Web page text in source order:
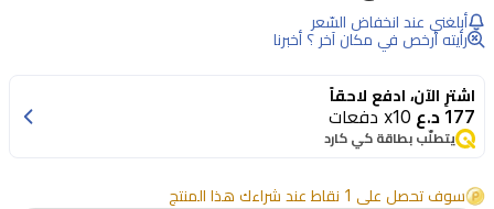
أبلغني عند انخفاض السّعر
رأيته أرخص في مكان آخر ؟ أخبرنا
اشترِ الآن، ادفع لاحقاً
177 د.ع x10 دفعات
يتطلّب بطاقة كي كارد
سوف تحصل على 1 نقاط عند شراءك هذا المنتج